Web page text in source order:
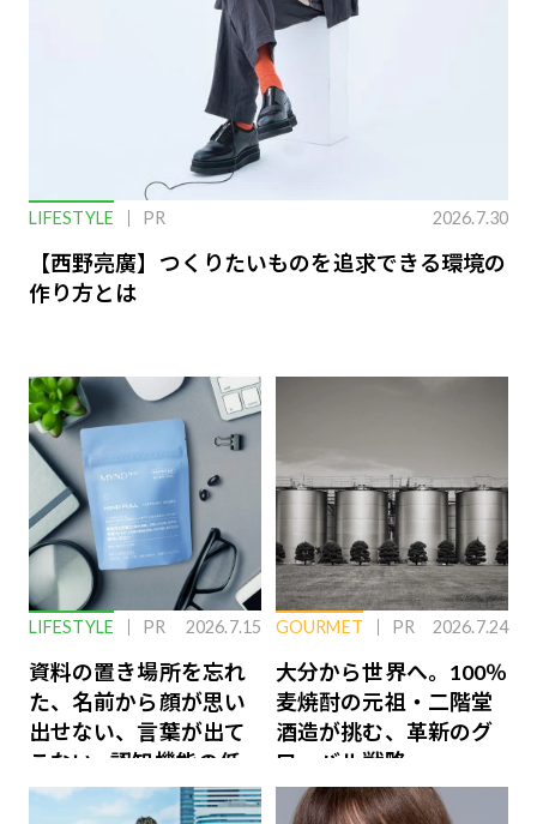
LIFESTYLE PR 2026.7.30
【西野亮廣】つくりたいものを追求できる環境の
作り方とは
LIFESTYLE PR 2026.7.15
資料の置き場所を忘れ
た、名前から顔が思い
出せない、言葉が出て
こない…認知機能の低
下を救う、脳のインナ
GOURMET PR 2026.7.24
大分から世界へ。100％
麦焼酎の元祖・二階堂
酒造が挑む、革新のグ
ローバル戦略